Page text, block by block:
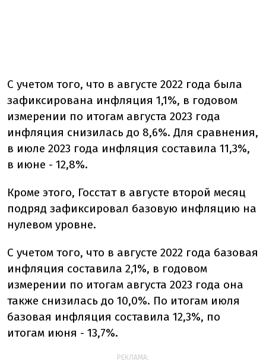
С учетом того, что в августе 2022 года была
зафиксирована инфляция 1,1%, в годовом
измерении по итогам августа 2023 года
инфляция снизилась до 8,6%. Для сравнения,
в июле 2023 года инфляция составила 11,3%,
в июне - 12,8%.
Кроме этого, Госстат в августе второй месяц
подряд зафиксировал базовую инфляцию на
нулевом уровне.
С учетом того, что в августе 2022 года базовая
инфляция составила 2,1%, в годовом
измерении по итогам августа 2023 года она
также снизилась до 10,0%. По итогам июля
базовая инфляция составила 12,3%, по
итогам июня - 13,7%.
РЕКЛАМА: